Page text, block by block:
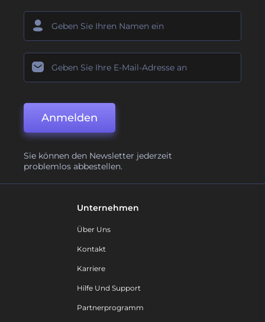
Anmelden
Sie können den Newsletter jederzeit
problemlos abbestellen.
Unternehmen
Über Uns
Kontakt
Karriere
Hilfe Und Support
Partnerprogramm